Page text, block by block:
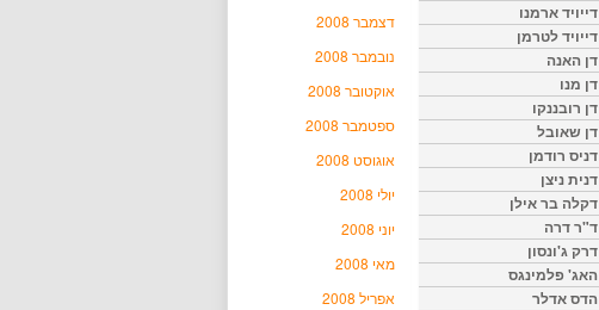
דצמבר 2008
נובמבר 2008
אוקטובר 2008
ספטמבר 2008
אוגוסט 2008
יולי 2008
יוני 2008
מאי 2008
אפריל 2008
דייויד ארמנו
דייויד לטרמן
דן האנה
דן מנו
דן רובננקו
דן שאובל
דניס רודמן
דנית ניצן
דקלה בר אילן
ד"ר דרה
דרק ג'ונסון
האג' פלמינגס
הדס אדלר